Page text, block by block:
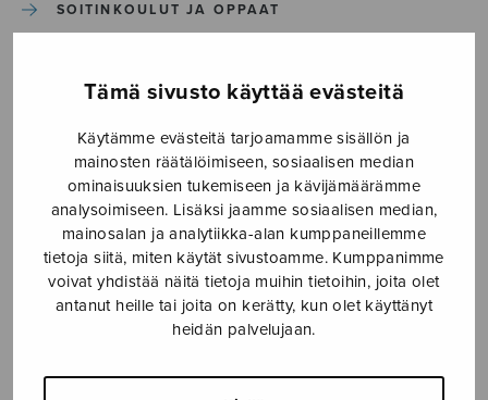
Tämä sivusto käyttää evästeitä
Käytämme evästeitä tarjoamamme sisällön ja
mainosten räätälöimiseen, sosiaalisen median
ominaisuuksien tukemiseen ja kävijämäärämme
analysoimiseen. Lisäksi jaamme sosiaalisen median,
mainosalan ja analytiikka-alan kumppaneillemme
tietoja siitä, miten käytät sivustoamme. Kumppanimme
voivat yhdistää näitä tietoja muihin tietoihin, joita olet
antanut heille tai joita on kerätty, kun olet käyttänyt
heidän palvelujaan.
SOITINKOULUT JA OPPAAT
YKSINLAULU
YLEINEN
Sulasol nuottikauppa
Myymälä avoinna
ma–pe klo 10–16 tai sopimuksen mukaan